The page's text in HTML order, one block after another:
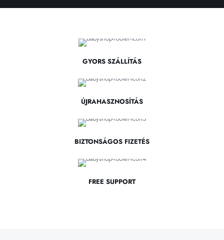
GYORS SZÁLLÍTÁS
ÚJRAHASZNOSÍTÁS
BIZTONSÁGOS FIZETÉS
FREE SUPPORT